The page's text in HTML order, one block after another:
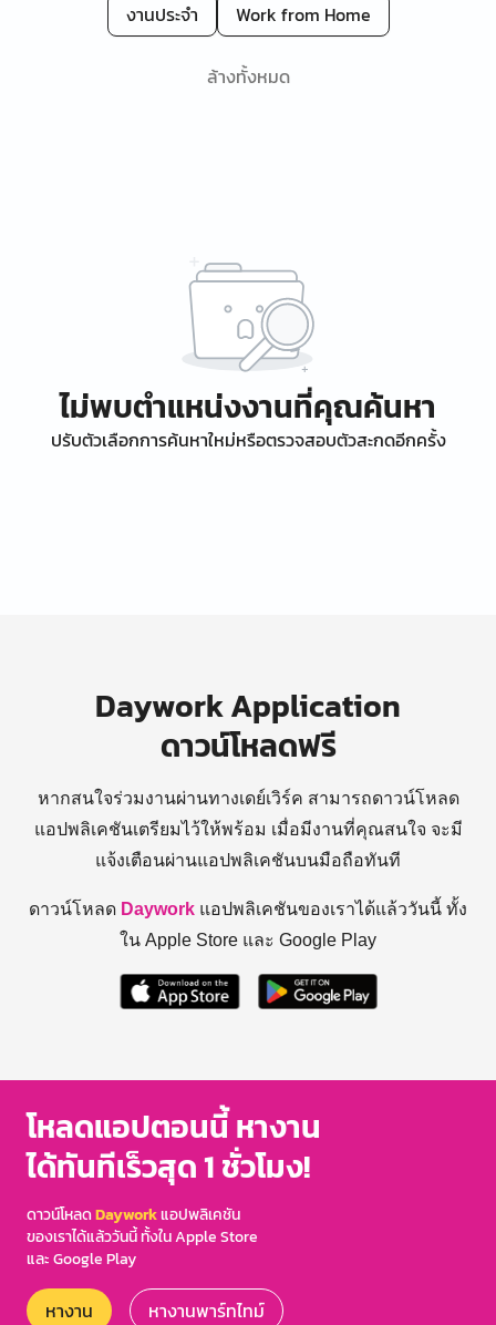
งานประจำ
Work from Home
ล้างทั้งหมด
ไม่พบตำแหน่งงานที่คุณค้นหา
ปรับตัวเลือกการค้นหาใหม่หรือตรวจสอบตัวสะกดอีกครั้ง
Daywork Application
ดาวน์โหลดฟรี
หากสนใจร่วมงานผ่านทางเดย์เวิร์ค สามารถดาวน์โหลด
แอปพลิเคชันเตรียมไว้ให้พร้อม เมื่อมีงานที่คุณสนใจ จะมี
แจ้งเตือนผ่านแอปพลิเคชันบนมือถือทันที
ดาวน์โหลด Daywork แอปพลิเคชันของเราได้แล้ววันนี้ ทั้ง
ใน Apple Store และ Google Play
โหลดแอปตอนนี้ หางาน
ได้ทันทีเร็วสุด 1 ชั่วโมง!
ดาวน์โหลดDayworkแอปพลิเคชัน
ของเราได้แล้ววันนี้ ทั้งใน Apple Store
และ Google Play
หางาน หางานพาร์ทไทม์